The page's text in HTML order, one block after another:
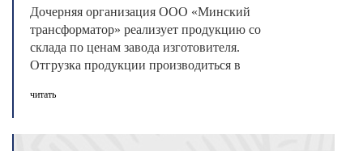
Дочерняя организация ООО «Минский
трансформатор» реализует продукцию со
склада по ценам завода изготовителя.
Отгрузка продукции производиться в
читать